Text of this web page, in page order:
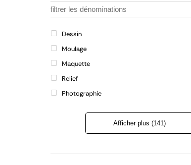
Dessin
Moulage
Maquette
Relief
Photographie
Afficher plus (141)
la